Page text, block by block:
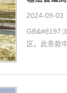
2024-09-03
区。此条款